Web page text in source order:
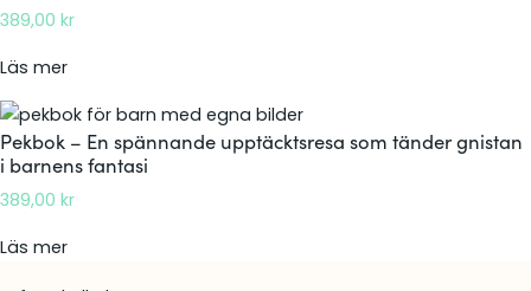
l
a
d
e
r
e
t
a
o
k
t
o
E
n
m
a
389,00 kr
Läs mer:
e
k
b
o
Pekbok – En spännande upptäcktsresa som tänder gnistan
i barnens fantasi
389,00 kr
Läs mer: